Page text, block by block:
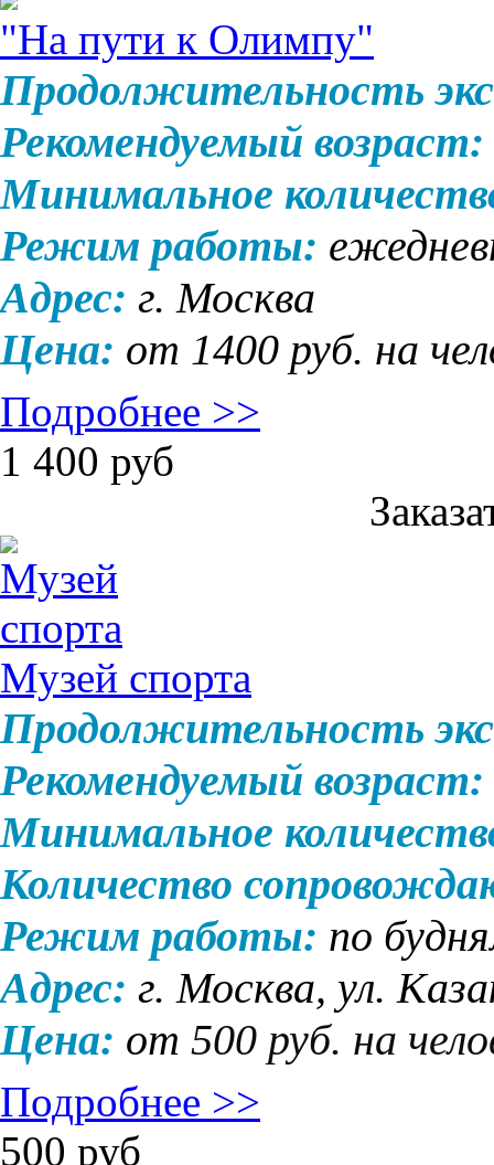
"На пути к Олимпу"
Продолжительность
Рекомендуемый возраст:
Минимальное
Режим работы:
Адрес: г. Москва
Цена: от 1400 руб. на
Подробнее >>
1 400 руб
Музей спорта
Продолжительность
Рекомендуемый возраст:
Минимальное
Количество
Режим работы: по
Адрес: г. Москва, ул.
Цена: от 500 руб. на
Подробнее >>
500 руб